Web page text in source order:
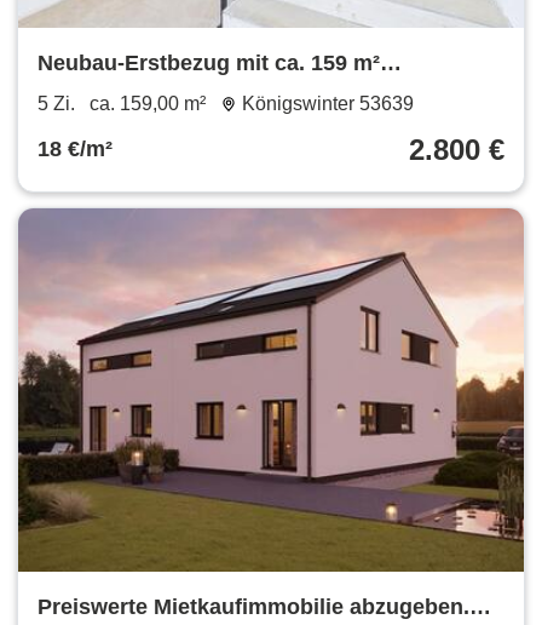
Neubau-Erstbezug mit ca. 159 m²
Wohnfläche, KfW-40-QNG & Stellplatz in
5 Zi. ca. 159,00 m² Königswinter 53639
18 €/m² 2.800 €
Preiswerte Mietkaufimmobilie abzugeben.